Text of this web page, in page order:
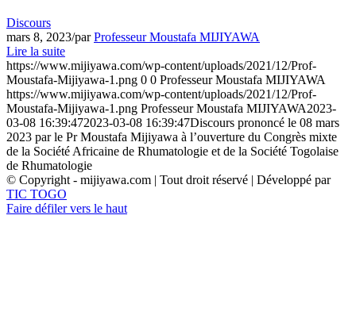
Discours
mars 8, 2023/parProfesseur Moustafa MIJIYAWA
Lire la suite
https://www.mijiyawa.com/wp-content/uploads/2021/12/Prof-
Moustafa-Mijiyawa-1.png 0 0 Professeur Moustafa MIJIYAWA
https://www.mijiyawa.com/wp-content/uploads/2021/12/Prof-
Moustafa-Mijiyawa-1.png Professeur Moustafa MIJIYAWA2023-
03-08 16:39:472023-03-08 16:39:47Discours prononcé le 08 mars
2023 par le Pr Moustafa Mijiyawa à l’ouverture du Congrès mixte
de la Société Africaine de Rhumatologie et de la Société Togolaise
de Rhumatologie
© Copyright - mijiyawa.com | Tout droit réservé | Développé par
TIC TOGO
Faire défiler vers le haut